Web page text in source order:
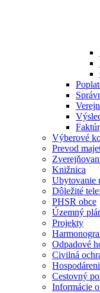
Výberové
Prevod
Knižnica
Ubytovanie
Dôležité
PHSR obce
Územný
Projekty
Odpadové
Civilná
Cestovný
Informácie